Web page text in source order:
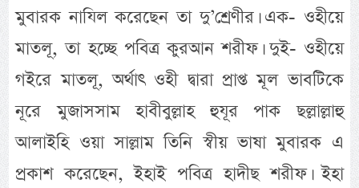
মুবারক নাযিল করেছেন তা দু’শ্রেণীর। এক- ওহীয়ে
মাতলূ, তা হচ্ছে পবিত্র কুরআন শরীফ। দুই- ওহীয়ে
গইরে মাতলূ, অর্থাৎ ওহী দ্বারা প্রাপ্ত মূল ভাবটিকে
নূরে মুজাসসাম হাবীবুল্লাহ হুযূর পাক ছল্লাল্লাহু
আলাইহি ওয়া সাল্লাম তিনি স্বীয় ভাষা মুবারক এ
প্রকাশ করেছেন, ইহাই পবিত্র হাদীছ শরীফ। ইহা